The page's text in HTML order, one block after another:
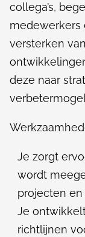
collega’s,
medewerkers
versterken
deze naar
Je zorgt
wordt
projecten en
Je
richtlijnen